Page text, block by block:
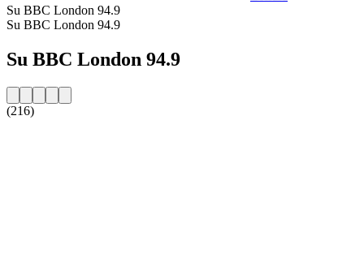
Su BBC London 94.9
Su BBC London 94.9
Su BBC London 94.9
(216)